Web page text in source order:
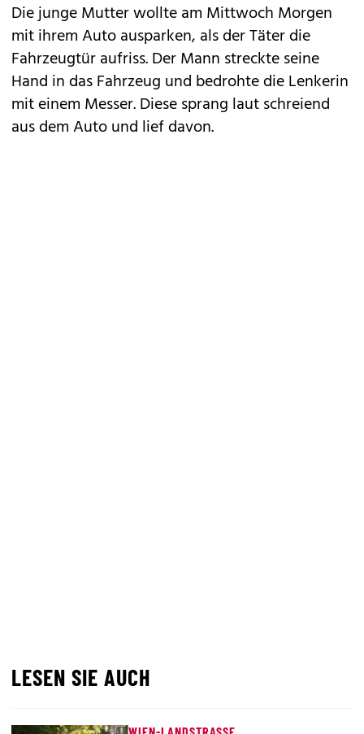
Die junge Mutter wollte am Mittwoch Morgen
mit ihrem Auto ausparken, als der Täter die
Fahrzeugtür aufriss. Der Mann streckte seine
Hand in das Fahrzeug und bedrohte die Lenkerin
mit einem Messer. Diese sprang laut schreiend
aus dem Auto und lief davon.
LESEN SIE AUCH